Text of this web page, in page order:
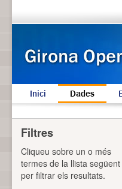
Inici Dades
Filtres
Cliqueu sobre un o més
termes de la llista següent
per filtrar els resultats.